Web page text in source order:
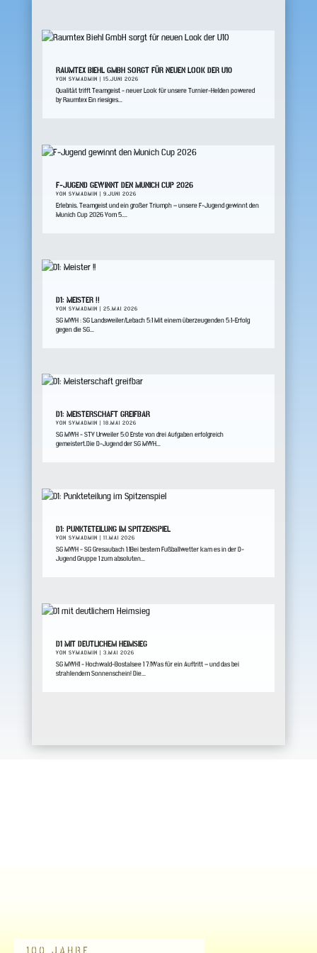
RAUMTEX BIEHL GMBH SORGT FÜR NEUEN LOOK DER U10
VON SVMADMIN | 15.JUNI 2026
Qualität trifft Teamgeist - neuer Look für unsere Turnier-Helden powered
by Raumtex Ein riesiges...
F-JUGEND GEWINNT DEN MUNICH CUP 2026
VON SVMADMIN | 9.JUNI 2026
Erlebnis, Teamgeist und ein großer Triumph – unsere F-Jugend gewinnt den
Munich Cup 2026 Vom 5....
D1: MEISTER !!
VON SVMADMIN | 25.MAI 2026
SG MWH : SG Landsweiler/Lebach 5:1 Mit einem überzeugenden 5:1-Erfolg
gegen die SG...
D1: MEISTERSCHAFT GREIFBAR
VON SVMADMIN | 18.MAI 2026
SG MWH - STV Urweiler 5:0 Erste von drei Aufgaben erfolgreich
gemeistert.Die D-Jugend der SG MWH...
D1: PUNKTETEILUNG IM SPITZENSPIEL
VON SVMADMIN | 11.MAI 2026
SG MWH - SG Gresaubach 1:1Bei bestem Fußballwetter kam es in der D-
Jugend Gruppe 1 zum absoluten...
D1 MIT DEUTLICHEM HEIMSIEG
VON SVMADMIN | 3.MAI 2026
SG MWH1 - Hochwald-Bostalsee 1 7:1Was für ein Auftritt – und das bei
strahlendem Sonnenschein! Die...